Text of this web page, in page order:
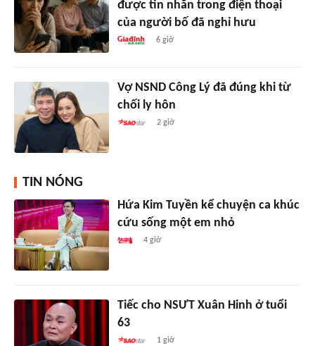
được tin nhắn trong điện thoại
của người bố đã nghỉ hưu
6 giờ
Vợ NSND Công Lý đã đúng khi từ
chối ly hôn
2 giờ
TIN NÓNG
Hứa Kim Tuyền kể chuyện ca khúc
cứu sống một em nhỏ
4 giờ
Tiếc cho NSƯT Xuân Hinh ở tuổi
63
1 giờ